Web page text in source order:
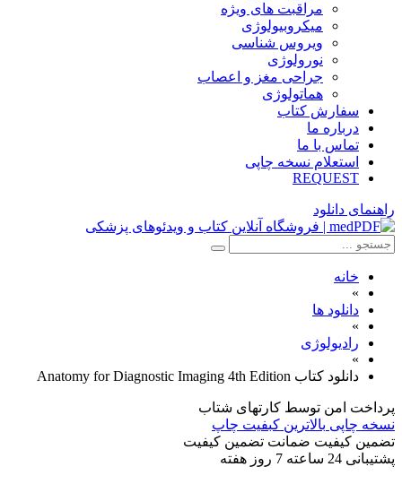
مراقبت های ویژه
میکروبیولوژی
ویروس شناسی
نورولوژی
جراحی مغز و اعصاب
هماتولوژی
سفارش کتاب
درباره ما
تماس با ما
استعلام نسخه چاپی
REQUEST
راهنمای دانلود
خانه
»
دانلود ها
»
رادیولوژی
»
دانلود کتاب Anatomy for Diagnostic Imaging 4th Edition
پرداخت امن توسط کارتهای شتاب
نسخه چاپی بالاترین کبفیت چاپ
تضمین کیفیت ضمانت تضمین کیفیت
پشتیبانی 24 ساعته 7 روز هفته